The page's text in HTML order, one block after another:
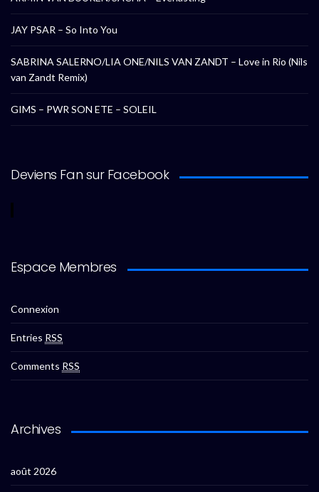
JAY PSAR – So Into You
SABRINA SALERNO/LIA ONE/NILS VAN ZANDT – Love in Rio (Nils
van Zandt Remix)
GIMS – PWR SON ETE – SOLEIL
Deviens Fan sur Facebook
Espace Membres
Connexion
Entries RSS
Comments RSS
Archives
août 2026